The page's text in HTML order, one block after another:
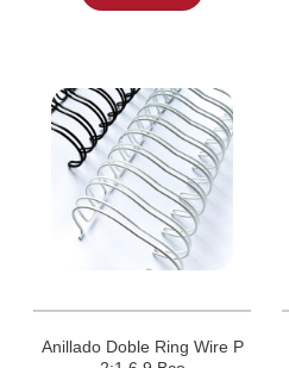
Anillado Doble Ring Wire P